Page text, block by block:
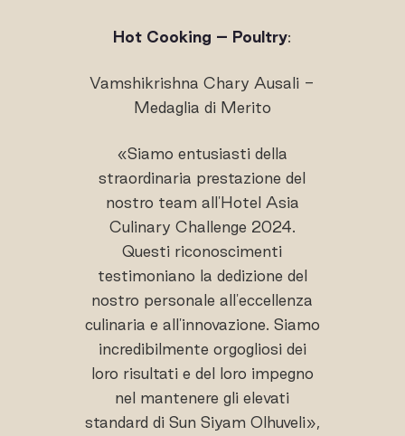
Hot Cooking – Poultry:
Vamshikrishna Chary Ausali -
Medaglia di Merito
«Siamo entusiasti della
straordinaria prestazione del
nostro team all'Hotel Asia
Culinary Challenge 2024.
Questi riconoscimenti
testimoniano la dedizione del
nostro personale all'eccellenza
culinaria e all'innovazione. Siamo
incredibilmente orgogliosi dei
loro risultati e del loro impegno
nel mantenere gli elevati
standard di Sun Siyam Olhuveli»,